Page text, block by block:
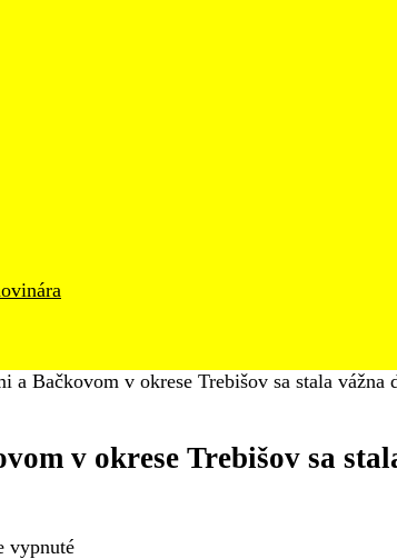
a Bačkovom v okrese Trebišov sa stala vážna
v okrese Trebišov sa
vypnuténa